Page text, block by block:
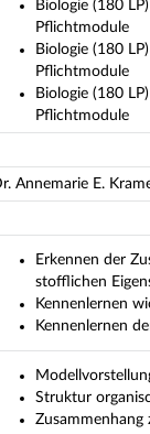
Biologie (180
Pflichtmodule
Biologie (180
Pflichtmodule
Biologie (180
Pflichtmodule
Annemarie E.
Erkennen der
stofflichen
Kennenlernen
Kennenlernen
Struktur
Zusammenhang